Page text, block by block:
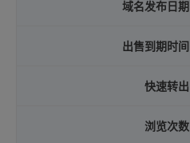
域名发布日期
出售到期时间
快速转出
浏览次数